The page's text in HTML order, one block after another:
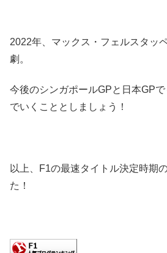
2022年、マックス・フェルスタッ
劇。
今後のシンガポールGPと日本GP
でいくこととしましょう！
以上、F1の最速タイトル決定時期
た！